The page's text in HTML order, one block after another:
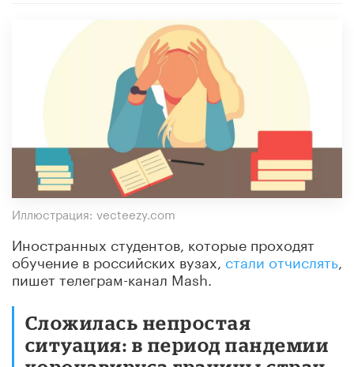
Иллюстрация: vecteezy.com
Иностранных студентов, которые проходят
обучение в российских вузах,стали отчислять
пишет телеграм-канал Mash.
Сложилась непростая
ситуация: в период пандемии